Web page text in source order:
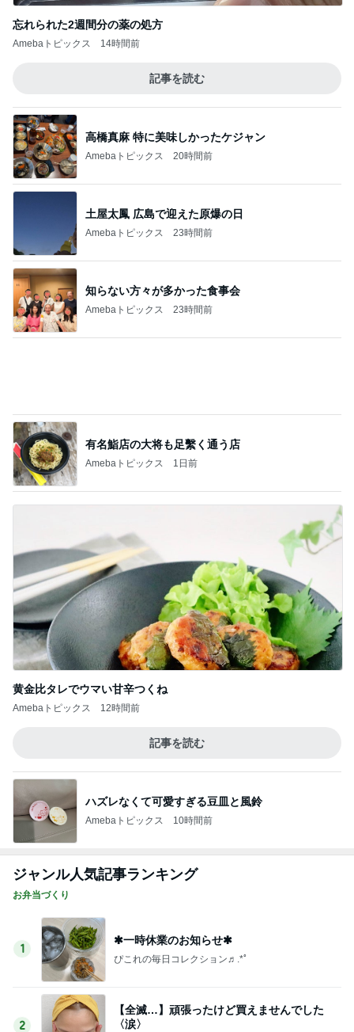
Amebaトピックス 23時間前
知らない方々が多かった食事会
Amebaトピックス 23時間前
有名鮨店の大将も足繫く通う店
Amebaトピックス 1日前
黄金比タレでウマい甘辛つくね
Amebaトピックス
ハズレなくて可愛すぎる豆皿と風鈴
Amebaトピックス 10時間前
ジャンル人気記事ランキング
お弁当づくり
✱一時休業のお知らせ✱
2
3
感動した分厚いソースカツ丼と我が家の茗荷
収穫とドルフィン弁当
4
＊お肉屋さんからも誕生日プレゼント＊
みかぱちこ家のおうちでごはん
5
歯の厚み調整、口ゴボと長くなる人中を回避
したい